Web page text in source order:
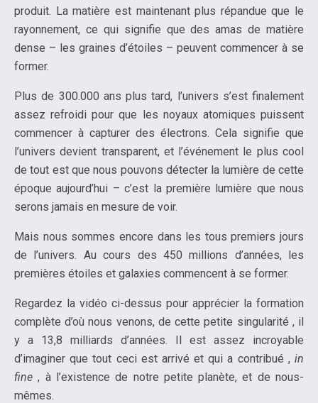
produit. La matière est maintenant plus répandue que le
rayonnement, ce qui signifie que des amas de matière
dense – les graines d’étoiles – peuvent commencer à se
former.
Plus de 300.000 ans plus tard, l’univers s’est finalement
assez refroidi pour que les noyaux atomiques puissent
commencer à capturer des électrons. Cela signifie que
l’univers devient transparent, et l’événement le plus cool
de tout est que nous pouvons détecter la lumière de cette
époque aujourd’hui – c’est la première lumière que nous
serons jamais en mesure de voir.
Mais nous sommes encore dans les tous premiers jours
de l’univers. Au cours des 450 millions d’années, les
premières étoiles et galaxies commencent à se former.
Regardez la vidéo ci-dessus pour apprécier la formation
complète d’où nous venons, de cette petite singularité , il
y a 13,8 milliards d’années. Il est assez incroyable
d’imaginer que tout ceci est arrivé et qui a contribué , in
fine , à l’existence de notre petite planète, et de nous-
mêmes.